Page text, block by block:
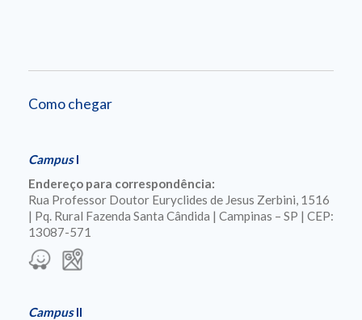
Como chegar
CampusI
Endereço para correspondência:
Rua Professor Doutor Euryclides de Jesus Zerbini, 1516
| Pq. Rural Fazenda Santa Cândida | Campinas – SP | CEP:
13087-571
CampusII